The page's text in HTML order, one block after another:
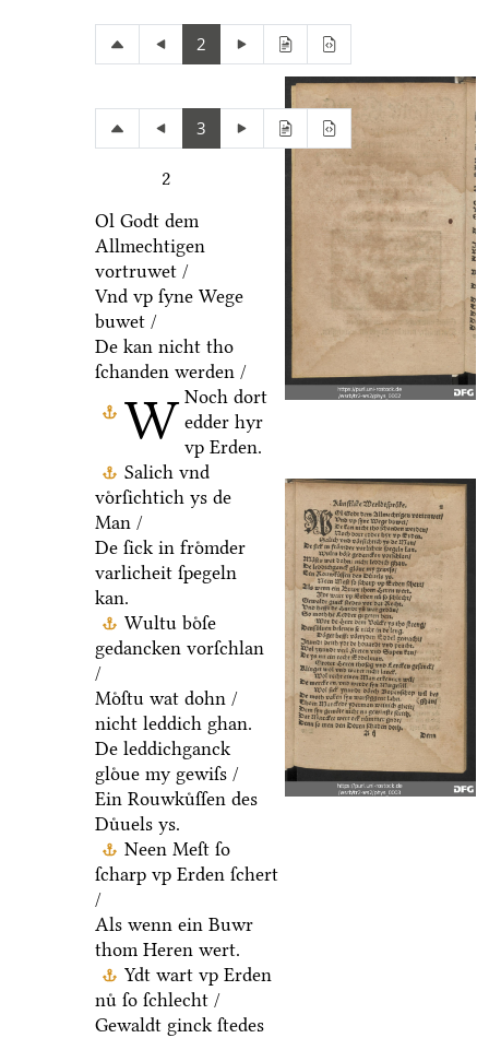
2
3
2
W
Ol Godt dem
Allmechtigen
vortruwet /
Vnd vp ſyne Wege
buwet /
De kan nicht tho
ſchanden werden /
Noch dort
edder hyr
vp Erden.
Salich vnd
voͤrſichtich ys de
Man /
De ſick in froͤmder
varlicheit ſpegeln
kan.
Wultu boͤſe
gedancken vorſchlan
/
Moͤſtu wat dohn /
nicht leddich ghan.
De leddichganck
gloͤue my gewiſs /
Ein Rouwkuͤſſen des
Duͤuels ys.
Neen Meſt ſo
ſcharp vp Erden ſchert
/
Als wenn ein Buwr
thom Heren wert.
Ydt wart vp Erden
nuͤ ſo ſchlecht /
Gewaldt ginck ſtedes